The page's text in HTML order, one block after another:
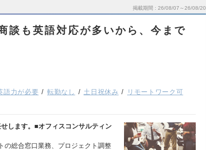
掲載期間 26/08/07～26/08/20
談も英語対応が多いから、今まで
語力が必要 転勤なし 土日祝休み
リモートワーク可
します。■オフィスコンサルティン
の総合窓口業務、プロジェクト調整